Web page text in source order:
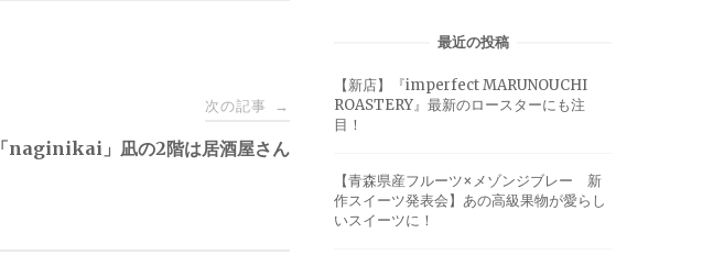
次の記事 →
「naginikai」凪の2階は居酒屋さん
最近の投稿
【新店】『imperfect MARUNOUCHI
ROASTERY』最新のロースターにも注
目！
【青森県産フルーツ×メゾンジブレー 新
作スイーツ発表会】あの高級果物が愛らし
いスイーツに！